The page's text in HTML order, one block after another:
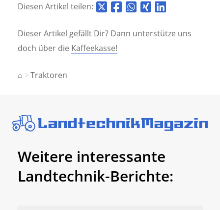
Diesen Artikel teilen:
Dieser Artikel gefällt Dir? Dann unterstütze uns
doch über die Kaffeekasse!
⌂ Traktoren
Weitere interessante
Landtechnik-Berichte: